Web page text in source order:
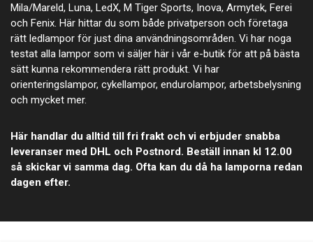
Mila/Mareld, Luna, LedX, M Tiger Sports, Inova, Armytek, Ferei
och Fenix. Här hittar du som både privatperson och företaga
rätt ledlampor för just dina användningsområden. Vi har noga
testat alla lampor som vi säljer här i vår e-butik för att på bästa
sätt kunna rekommendera rätt produkt. Vi har
orienteringslampor, cykellampor, endurolampor, arbetsbelysning
och mycket mer.
Här handlar du alltid till fri frakt och vi erbjuder snabba
leveranser med DHL och Postnord. Beställ innan kl 12.00
så skickar vi samma dag. Ofta kan du då ha lamporna redan
dagen efter.